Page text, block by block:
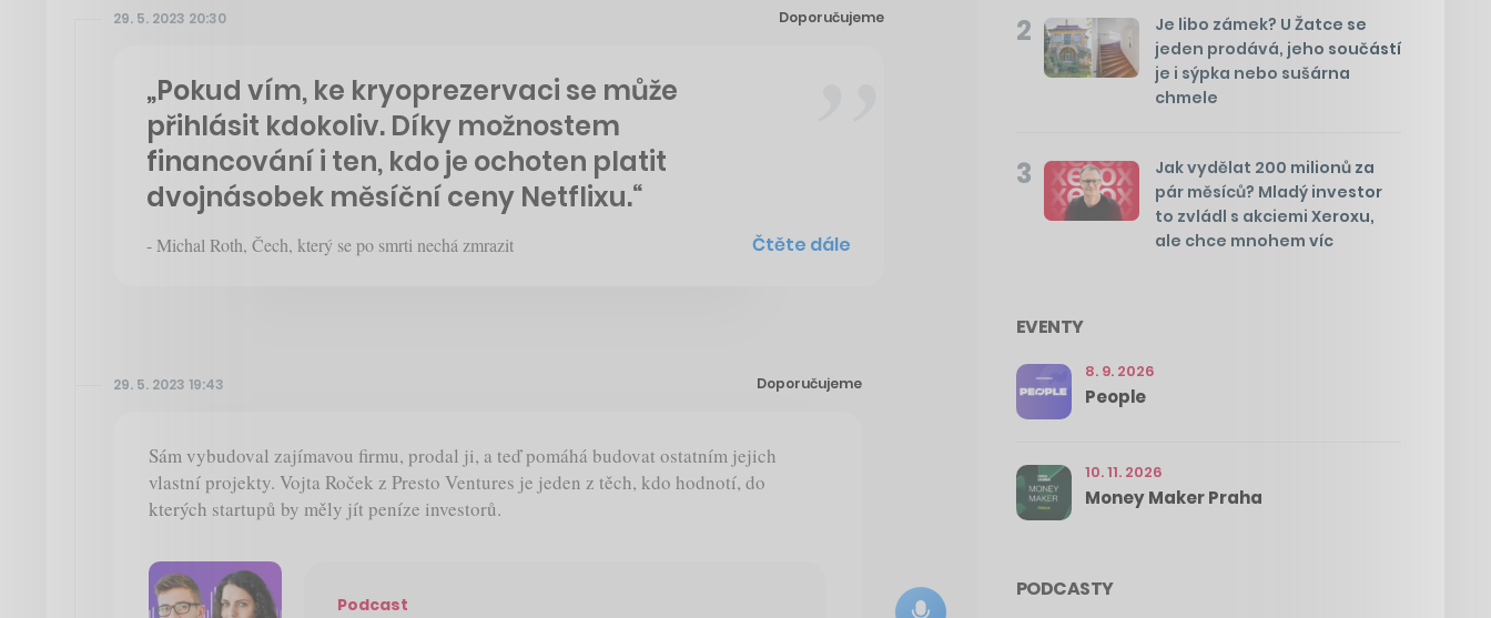
29. 5. 2023 20:30 Doporučujeme
„Pokud vím, ke kryoprezervaci se může
přihlásit kdokoliv. Díky možnostem
financování i ten, kdo je ochoten platit
dvojnásobek měsíční ceny Netflixu.“
- Michal Roth, Čech, který se po smrti nechá zmrazit Čtěte dále
29. 5. 2023 19:43 Doporučujeme
Sám vybudoval zajímavou firmu, prodal ji, a teď pomáhá budovat ostatním jejich
vlastní projekty. Vojta Roček z Presto Ventures je jeden z těch, kdo hodnotí, do
kterých startupů by měly jít peníze investorů.
Podcast
2
Je libo zámek? U Žatce se
jeden prodává, jeho součástí
je i sýpka nebo sušárna
chmele
3
Jak vydělat 200 milionů za
pár měsíců? Mladý investor
to zvládl s akciemi Xeroxu,
ale chce mnohem víc
EVENTY
8. 9. 2026
People
10. 11. 2026
Money Maker Praha
PODCASTY